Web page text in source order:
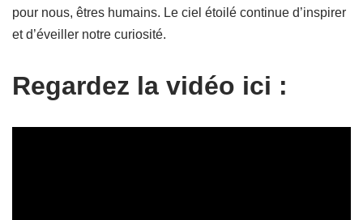
pour nous, êtres humains. Le ciel étoilé continue d’inspirer
et d’éveiller notre curiosité.
Regardez la vidéo ici :